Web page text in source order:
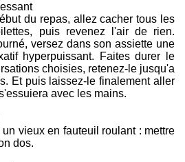
du repas, allez cacher tous les
puis revenez l'air de rien.
versez dans son assiette une
hyperpuissant. Faites durer le
choisies, retenez-le jusqu'a
Et puis laissez-le finalement aller
avec les mains.
vieux en fauteuil roulant : mettre
dos.